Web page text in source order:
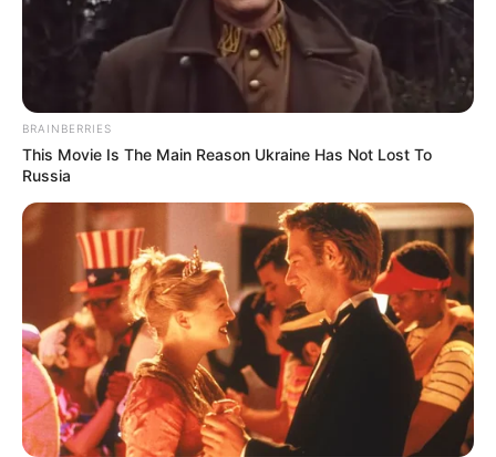
BRAINBERRIES
This Movie Is The Main Reason Ukraine Has Not Lost To
Russia